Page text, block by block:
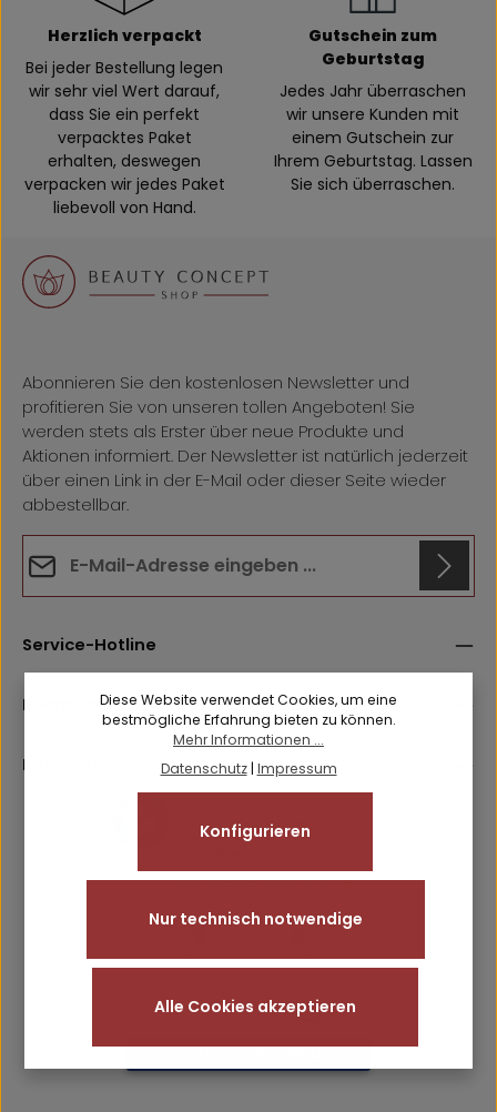
Herzlich verpackt
Bei jeder Bestellung legen
wir sehr viel Wert darauf,
dass Sie ein perfekt
verpacktes Paket
erhalten, deswegen
verpacken wir jedes Paket
liebevoll von Hand.
Gutschein zum
Geburtstag
Jedes Jahr überraschen
wir unsere Kunden mit
einem Gutschein zur
Ihrem Geburtstag. Lassen
Sie sich überraschen.
Abonnieren Sie den kostenlosen Newsletter und
profitieren Sie von unseren tollen Angeboten! Sie
werden stets als Erster über neue Produkte und
Aktionen informiert. Der Newsletter ist natürlich jederzeit
über einen Link in der E-Mail oder dieser Seite wieder
abbestellbar.
Ich habe dieDatenschutzbestimmungen
genommen und dieAGBgelesen und bin mit ihnen
einverstanden.
Die mit einem Stern (*) markierten Felder sind
Service-Hotline
Rechtliches
Informationen
Diese Website verwendet Cookies, um eine
bestmögliche Erfahrung bieten zu können.
Mehr Informationen ...
Datenschutz| Impressum
Nur technisch notwendige
Konfigurieren
Alle Cookies akzeptieren